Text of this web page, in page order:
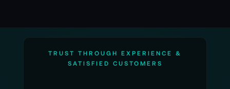
TRUST THROUGH EXPERIENCE &
SATISFIED CUSTOMERS